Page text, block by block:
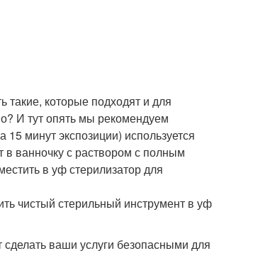
такие, которые подходят и для
И тут опять мы рекомендуем
минут экспозиции) используется
в ванночку с раствором с полным
в уф стерилизатор для
чистый стерильный инструмент в уф
ваши услуги безопасными для